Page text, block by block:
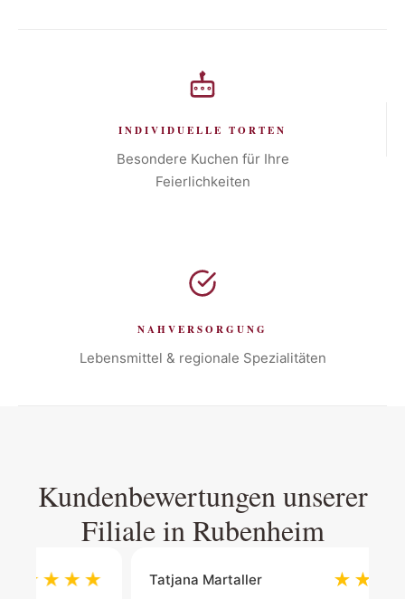
INDIVIDUELLE TORTEN
Besondere Kuchen für Ihre
Feierlichkeiten
NAHVERSORGUNG
Lebensmittel & regionale Spezialitäten
Kundenbewertungen unserer
Filiale in Rubenheim
Tatjana Martaller ★ ★